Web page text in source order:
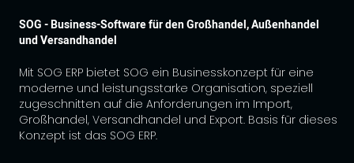
SOG - Business-Software für den Großhandel, Außenhandel
und Versandhandel
Mit SOG ERP bietet SOG ein Businesskonzept für eine
moderne und leistungsstarke Organisation, speziell
zugeschnitten auf die Anforderungen im Import,
Großhandel, Versandhandel und Export. Basis für dieses
Konzept ist das SOG ERP.